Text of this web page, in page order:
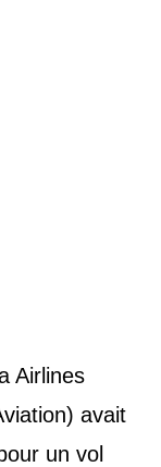
Airlines
avait
un vol